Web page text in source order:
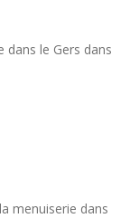
le Gers dans
menuiserie dans